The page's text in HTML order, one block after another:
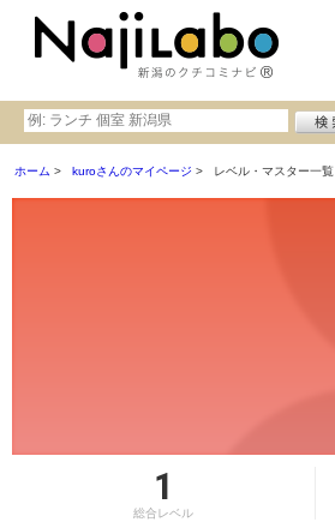
ホーム kuroさんのマイページ レベル・マスター一覧
1
総合レベル